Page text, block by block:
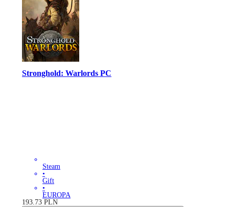
Stronghold: Warlords PC
Steam
•
Gift
•
EUROPA
193.73 PLN